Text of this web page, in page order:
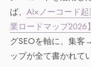
ば、 AI×ノーコード
業ロードマップ2026】
グSEOを軸に、集
ップが全て書かれて